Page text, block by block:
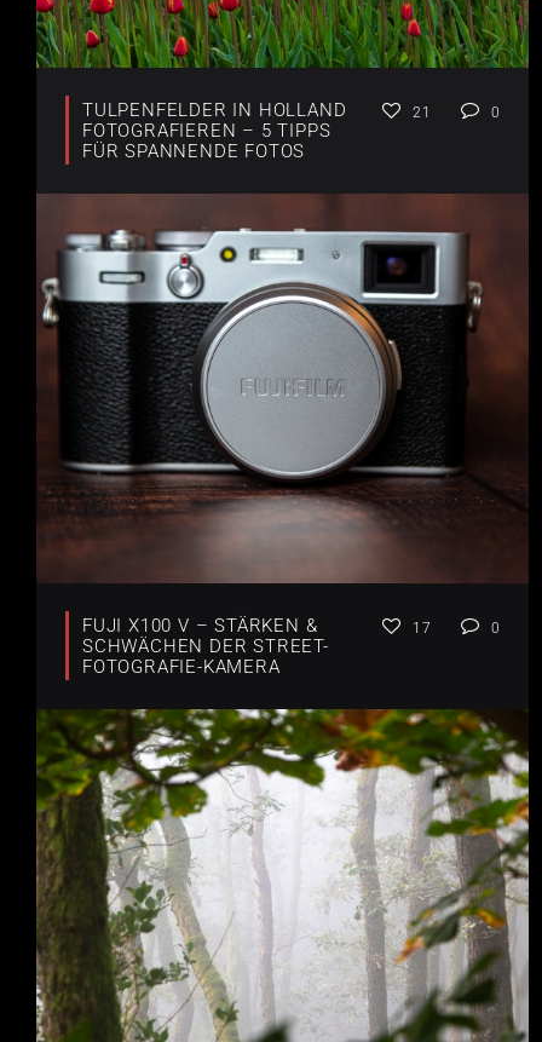
TULPENFELDER IN HOLLAND
FOTOGRAFIEREN – 5 TIPPS
FÜR SPANNENDE FOTOS
21 0
FUJI X100 V – STÄRKEN &
SCHWÄCHEN DER STREET-
FOTOGRAFIE-KAMERA
17 0